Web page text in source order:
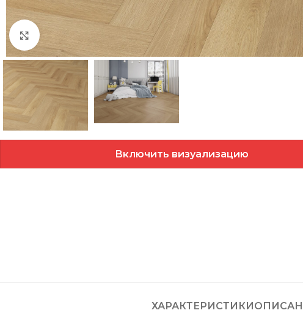
Нажмите, чтобы увеличить
Включить визуализацию
ХАРАКТЕРИСТИКИ